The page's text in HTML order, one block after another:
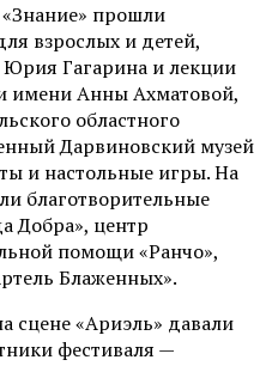
прошли
взрослых и детей,
Гагарина и лекции
имени Анны Ахматовой,
областного
Дарвиновский музей
и настольные игры. На
благотворительные
Добра», центр
помощи «Ранчо»,
Блаженных».
сцене«Ариэль» давали
фестиваля —